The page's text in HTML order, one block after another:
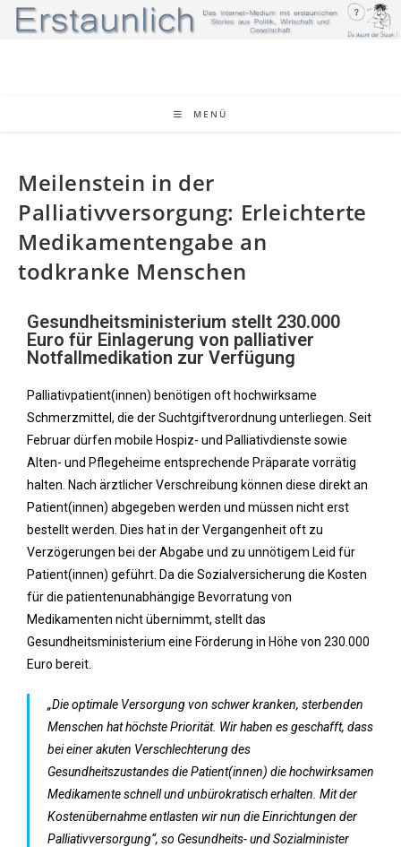
MENÜ
Meilenstein in der
Palliativversorgung: Erleichterte
Medikamentengabe an
todkranke Menschen
Gesundheitsministerium stellt 230.000
Euro für Einlagerung von palliativer
Notfallmedikation zur Verfügung
Palliativpatient(innen) benötigen oft hochwirksame
Schmerzmittel, die der Suchtgiftverordnung unterliegen. Seit
Februar dürfen mobile Hospiz- und Palliativdienste sowie
Alten- und Pflegeheime entsprechende Präparate vorrätig
halten. Nach ärztlicher Verschreibung können diese direkt an
Patient(innen) abgegeben werden und müssen nicht erst
bestellt werden. Dies hat in der Vergangenheit oft zu
Verzögerungen bei der Abgabe und zu unnötigem Leid für
Patient(innen) geführt. Da die Sozialversicherung die Kosten
für die patientenunabhängige Bevorratung von
Medikamenten nicht übernimmt, stellt das
Gesundheitsministerium eine Förderung in Höhe von 230.000
Euro bereit.
„Die optimale Versorgung von schwer kranken, sterbenden
Menschen hat höchste Priorität. Wir haben es geschafft, dass
bei einer akuten Verschlechterung des
Gesundheitszustandes die Patient(innen) die hochwirksamen
Medikamente schnell und unbürokratisch erhalten. Mit der
Kostenübernahme entlasten wir nun die Einrichtungen der
Palliativversorgung“, so Gesundheits- und Sozialminister